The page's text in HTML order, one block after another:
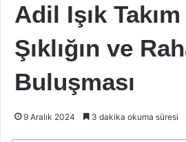
Adil Işık
Şıklığın ve
Buluşması
9 Aralık 2024 3 dakika okuma süresi